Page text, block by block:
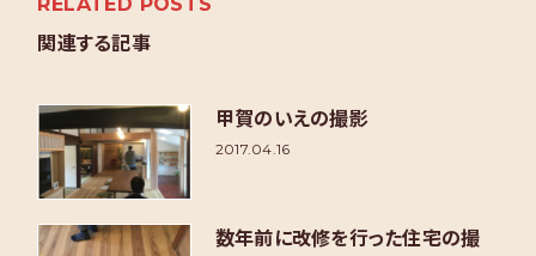
RELATED POSTS
関連する記事
甲賀のいえの撮影
2017.04.16
数年前に改修を行った住宅の撮